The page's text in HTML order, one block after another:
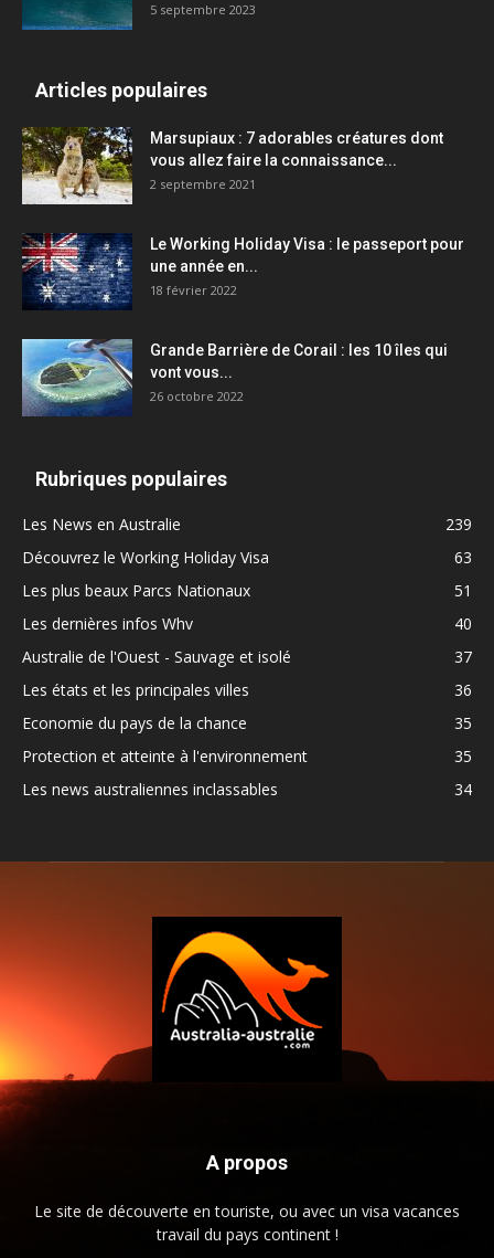
5 septembre 2023
Articles populaires
Marsupiaux : 7 adorables créatures dont
vous allez faire la connaissance...
2 septembre 2021
Le Working Holiday Visa : le passeport pour
une année en...
18 février 2022
Grande Barrière de Corail : les 10 îles qui
vont vous...
26 octobre 2022
Rubriques populaires
Les News en Australie
239
Découvrez le Working Holiday Visa
63
Les plus beaux Parcs Nationaux
51
Les dernières infos Whv
40
Australie de l'Ouest - Sauvage et isolé
37
Les états et les principales villes
36
Economie du pays de la chance
35
Protection et atteinte à l'environnement
35
Les news australiennes inclassables
34
A propos
Le site de découverte en touriste, ou avec un visa vacances
travail du pays continent !